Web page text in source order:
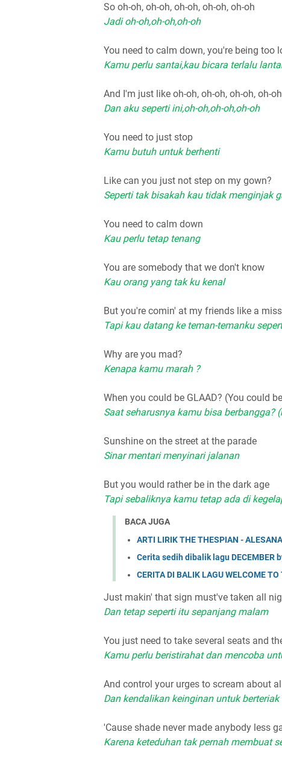
So oh-oh, oh-oh, oh-oh, oh-oh, oh-oh
Jadi oh-oh,oh-oh,oh-oh
You need to calm down, you're being too
Kamu perlu santai,kau bicara terlalu
And I'm just like oh-oh, oh-oh, oh-oh, oh-
Dan aku seperti ini,oh-oh,oh-oh,oh-oh
You need to just stop
Kamu butuh untuk berhenti
Like can you just not step on my gown?
Seperti tak bisakah kau tidak menginjak
You need to calm down
Kau perlu tetap tenang
You are somebody that we don't know
Kau orang yang tak ku kenal
But you're comin' at my friends like a
Tapi kau datang ke teman-temanku
Why are you mad?
Kenapa kamu marah ?
When you could be GLAAD? (You could
Saat seharusnya kamu bisa berbangga?
Sunshine on the street at the parade
Sinar mentari menyinari jalanan
But you would rather be in the dark age
Tapi sebaliknya kamu tetap ada di
BACA JUGA
ARTI LIRIK THE THESPIAN -
Cerita sedih dibalik lagu DECEMBER
CERITA DI BALIK LAGU WELCOME
Just makin' that sign must've taken all
Dan tetap seperti itu sepanjang malam
You just need to take several seats and
Kamu perlu beristirahat dan mencoba
And control your urges to scream about
Dan kendalikan keinginan untuk
'Cause shade never made anybody less
Karena keteduhan tak pernah membuat